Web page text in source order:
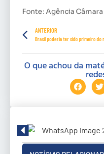
Fonte: Agência
ANTERIOR
O que achou da